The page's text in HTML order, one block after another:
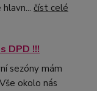
číst celé
DPD !!!
sezóny mám
okolo nás